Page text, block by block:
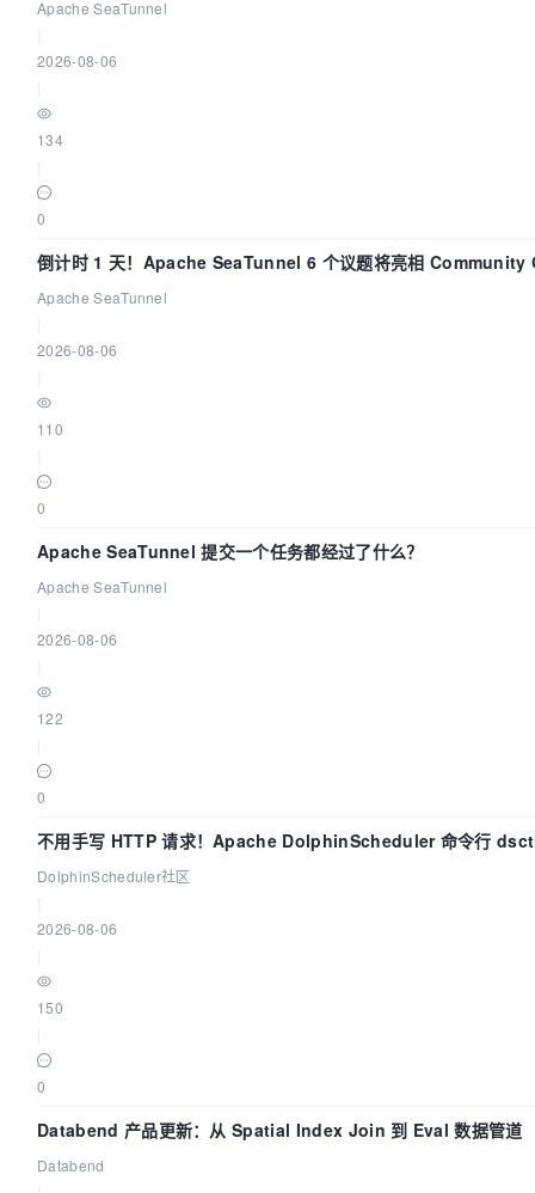
Apache SeaTunnel
2026-08-06
134
0
倒计时 1 天！Apache SeaTunnel 6 个议题将亮相
Apache SeaTunnel
2026-08-06
110
0
Apache SeaTunnel 提交一个任务都经过了什么？
Apache SeaTunnel
2026-08-06
122
0
不用手写 HTTP 请求！Apache DolphinScheduler 命令行
DolphinScheduler社区
2026-08-06
150
0
Databend 产品更新：从 Spatial Index Join 到 Eval 数据管道
Databend